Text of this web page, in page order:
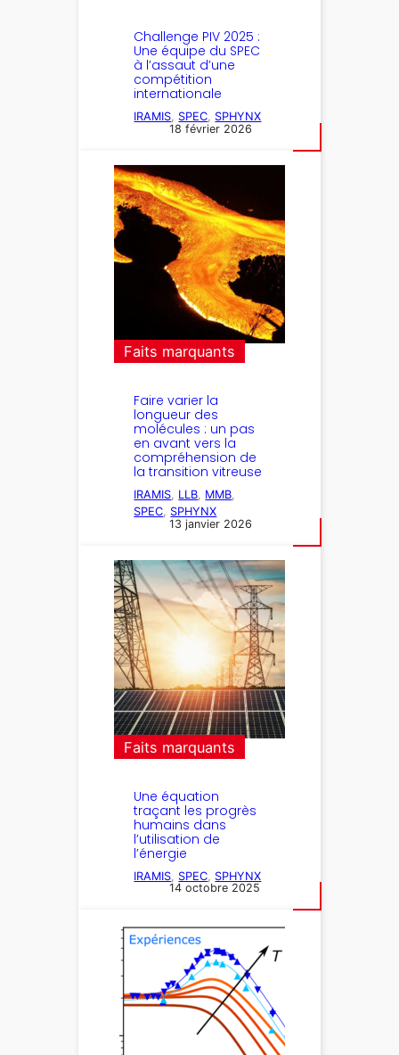
Challenge PIV 2025 :
Une équipe du SPEC
à l’assaut d’une
compétition
internationale
IRAMIS SPEC SPHYNX
18 février 2026
Faits marquants
Faire varier la
longueur des
molécules : un pas
en avant vers la
compréhension de
la transition vitreuse
IRAMIS, LLB, MMB
SPEC, SPHYNX
13 janvier 2026
Faits marquants
Une équation
traçant les progrès
humains dans
l’utilisation de
l’énergie
IRAMIS SPEC SPHYNX
14 octobre 2025